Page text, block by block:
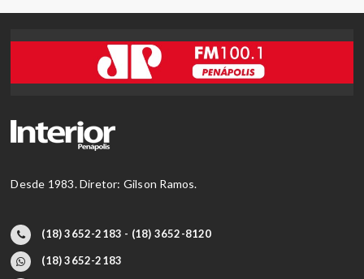
Desde 1983. Diretor: Gilson Ramos.
(18) 3652-2183 - (18) 3652-8120
(18) 3652-2183